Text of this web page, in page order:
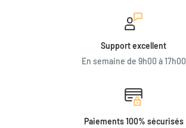
Support excellent
En semaine de 9h00 à 17h00
Paiements 100% sécurisés